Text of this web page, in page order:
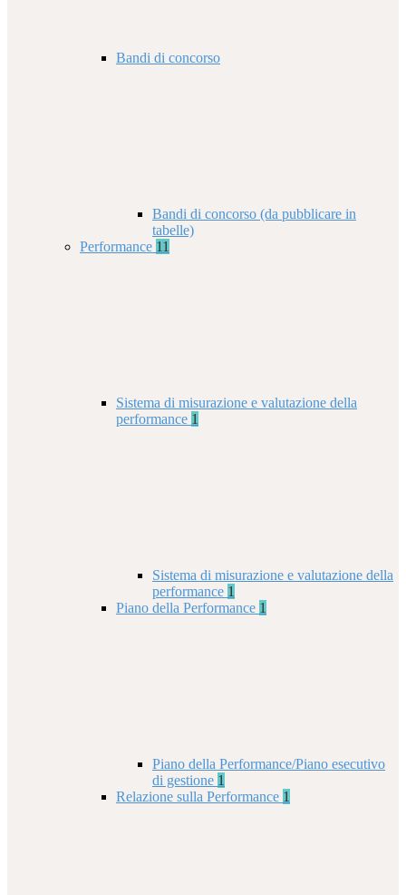
Bandi di concorso
Bandi di concorso (da pubblicare in
tabelle)
Performance 11
Sistema di misurazione e valutazione della
performance 1
Sistema di misurazione e valutazione della
performance 1
Piano della Performance 1
Piano della Performance/Piano esecutivo
di gestione 1
Relazione sulla Performance 1